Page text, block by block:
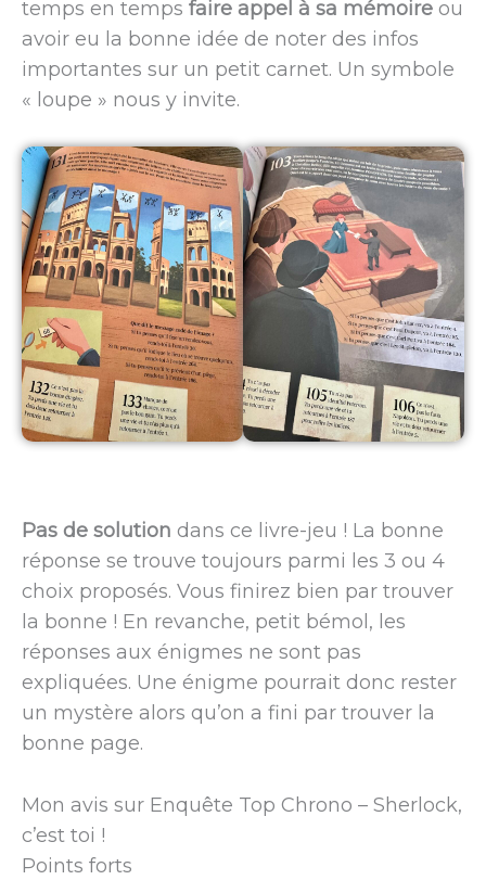
temps en temps faire appel à sa mémoire ou
avoir eu la bonne idée de noter des infos
importantes sur un petit carnet. Un symbole
« loupe » nous y invite.
Pas de solution dans ce livre-jeu ! La bonne
réponse se trouve toujours parmi les 3 ou 4
choix proposés. Vous finirez bien par trouver
la bonne ! En revanche, petit bémol, les
réponses aux énigmes ne sont pas
expliquées. Une énigme pourrait donc rester
un mystère alors qu’on a fini par trouver la
bonne page.
Mon avis sur Enquête Top Chrono – Sherlock,
c’est toi !
Points forts